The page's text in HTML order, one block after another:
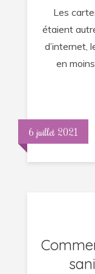
Les
étaient
d’internet,
en
6 juillet 2021